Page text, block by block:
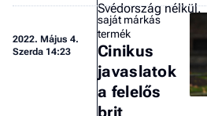
Svédország nélkül.
2022. Május 4.
Szerda 14:23
saját márkás
termék
Cinikus
javaslatok
a felelős
brit